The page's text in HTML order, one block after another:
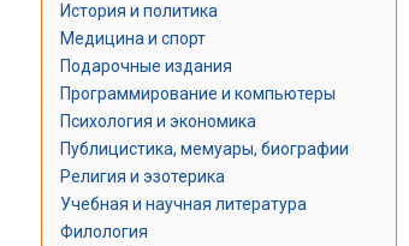
История и политика
Медицина и спорт
Подарочные издания
Программирование и компьютеры
Психология и экономика
Публицистика, мемуары, биографии
Религия и эзотерика
Учебная и научная литература
Филология